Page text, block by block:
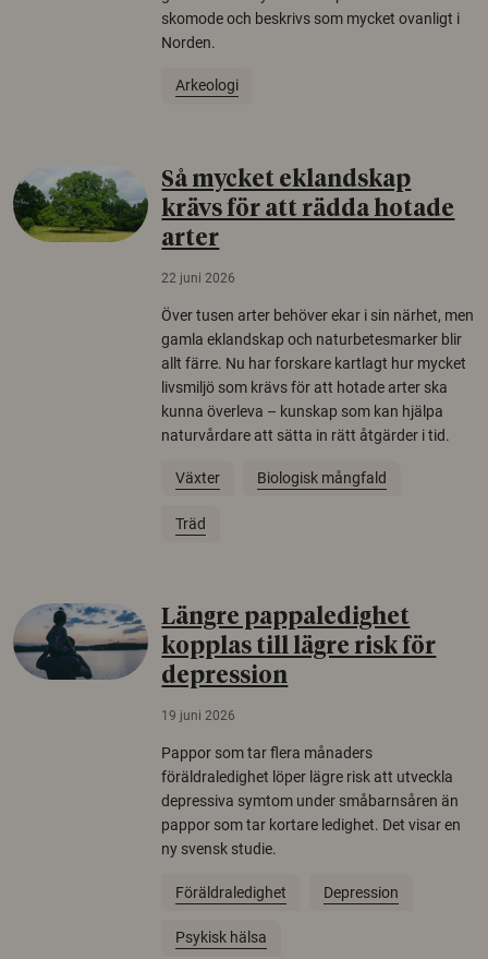
skomode och beskrivs som mycket ovanligt i
Norden.
Arkeologi
Så mycket eklandskap
krävs för att rädda hotade
arter
22 juni 2026
Över tusen arter behöver ekar i sin närhet, men
gamla eklandskap och naturbetesmarker blir
allt färre. Nu har forskare kartlagt hur mycket
livsmiljö som krävs för att hotade arter ska
kunna överleva – kunskap som kan hjälpa
naturvårdare att sätta in rätt åtgärder i tid.
Växter Biologisk mångfald
Träd
Längre pappaledighet
kopplas till lägre risk för
depression
19 juni 2026
Pappor som tar flera månaders
föräldraledighet löper lägre risk att utveckla
depressiva symtom under småbarnsåren än
pappor som tar kortare ledighet. Det visar en
ny svensk studie.
Föräldraledighet Depression
Psykisk hälsa